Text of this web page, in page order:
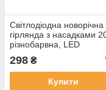
Світлодіодна новорічна
гірлянда з насадками
різнобарвна, LED
298 ₴
Купити